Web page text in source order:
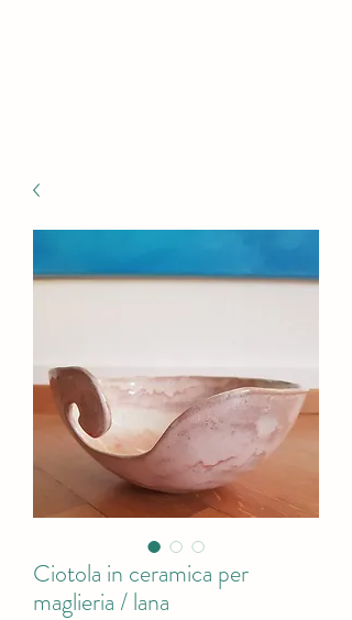
Ciotola in ceramica per
maglieria / lana